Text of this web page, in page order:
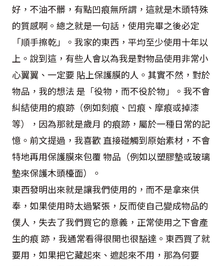
好，不油不髒，有點凹痕無所謂，這就是木頭特殊
的質感啊。總之就是一句話，使用完畢之後必定
「順手擦乾」。我家的東西，平均至少使用十年以
上。說到這，有些人會以為我是對物品使用非常小
心翼翼、一定要 貼上保護膜的人。其實不然，對於
物品，我的想法 是「役物，而不役於物」。我不會
糾結使用的痕跡（例如刻痕、凹痕、摩痕或掉漆
等），因為那就是歲月 的痕跡，屬於一種日常的記
憶。前文提過，我喜歡 直接碰觸到原始素材，不會
特地再用保護膜來包覆 物品（例如以塑膠墊或玻璃
墊來保護木頭檯面）。
東西發明出來就是讓我們使用的，而不是拿來供
奉，如果使用時太過緊張，反而使自己變成物品的
僕人，失去了我們買它的意義，正常使用之下會產
生的痕 跡，我通常看得很開也很豁達。東西買了就
要用，如果把它藏起來、遮起來不用，那為何要